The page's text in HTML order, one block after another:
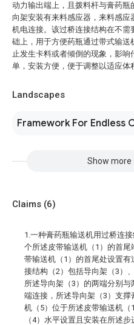
动力输出端上，且拨料杆与膏药瓶
向架安装有来料感应器，来料感应
机电连接。该过桥连接结构在不需
础上，用于方便药瓶通过带式输送
止发生卡料或者倾倒的现象，影响
单，安装方便，便于调整以适应体
Landscapes
Framework For Endless
Show more
Claims (6)
1.一种膏药瓶输送机用过桥连
个所述皮带输送机（1）的首
带输送机（1）的首尾处设置
接结构（2）包括导向架（3）
所述导向架（3）的两端分别
端连接，所述导向架（3）支
机（5）位于所述皮带输送机
（4）水平设置且安装在所述